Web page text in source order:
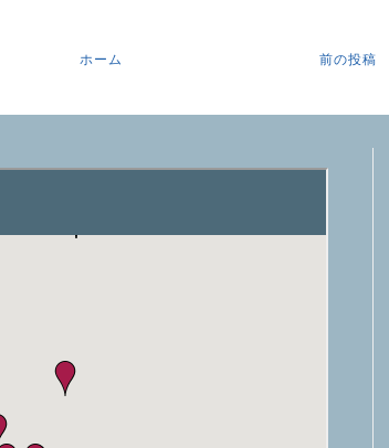
前の投稿
ホーム